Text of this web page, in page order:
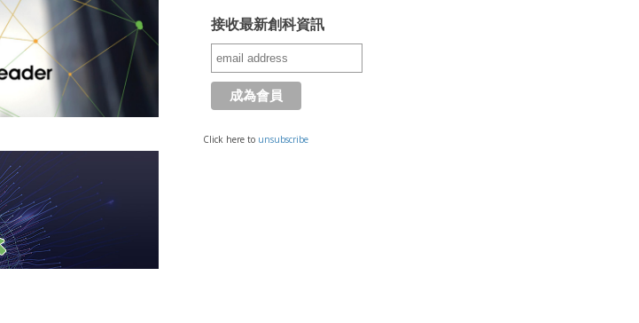
接收最新創科資訊
Click here to unsubscribe